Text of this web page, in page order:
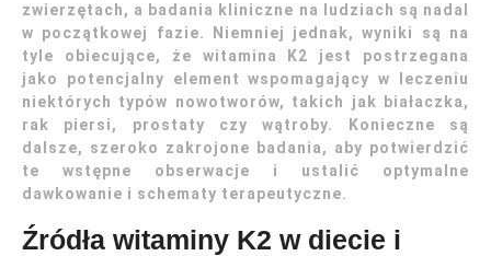
zwierzętach, a badania kliniczne na ludziach są nadal
w początkowej fazie. Niemniej jednak, wyniki są na
tyle obiecujące, że witamina K2 jest postrzegana
jako potencjalny element wspomagający w leczeniu
niektórych typów nowotworów, takich jak białaczka,
rak piersi, prostaty czy wątroby. Konieczne są
dalsze, szeroko zakrojone badania, aby potwierdzić
te wstępne obserwacje i ustalić optymalne
dawkowanie i schematy terapeutyczne.
Źródła witaminy K2 w diecie i